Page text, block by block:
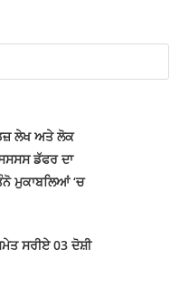
ਲੇਖ ਅਤੇ ਲੋਕ
ਡੱਫਰ ਦਾ
ਮੁਕਾਬਲਿਆਂ ‘ਚ
ਸਰੀਏ 03 ਦੋਸ਼ੀ